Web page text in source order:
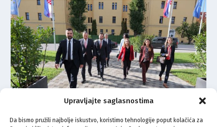
Upravljajte saglasnostima
Da bismo pružili najbolje iskustvo, koristimo tehnologije poput kolačića za